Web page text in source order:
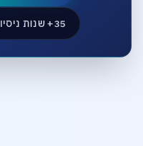
35+ שנות ניסיון